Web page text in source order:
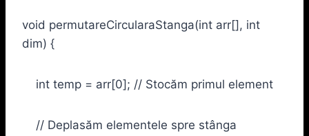
void permutareCircularaStanga(int arr[], int
dim) {
int temp = arr[0]; // Stocăm primul element
// Deplasăm elementele spre stânga